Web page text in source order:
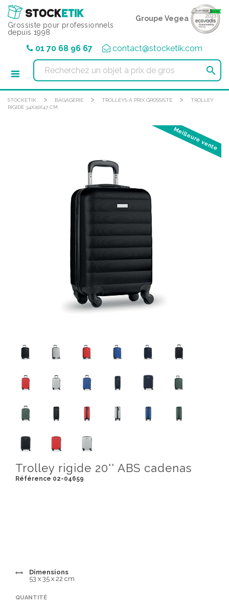
Grossiste pour professionnels
depuis 1998
Groupe Vegea
01 70 68 96 67 contact@stocketik.com

STOCKETIK > BAGAGERIE > TROLLEYS À PRIX GROSSISTE >
TROLLEY
RIGIDE 34X20X47 CM
Meilleure vente
Trolley rigide 20'' ABS cadenas
Référence 02-04659
Dimensions
53 x 35 x 22 cm
QUANTITÉ
Panneau de gestion des cookies